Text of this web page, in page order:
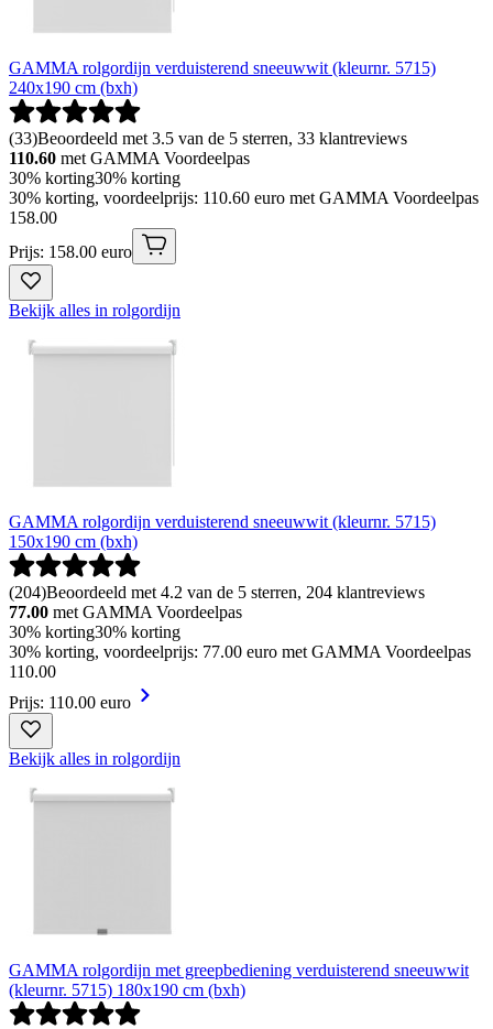
GAMMA rolgordijn verduisterend sneeuwwit (kleurnr. 5715)
240x190 cm (bxh)
(33)Beoordeeld met 3.5 van de 5 sterren, 33 klantreviews
110.60 met GAMMA Voordeelpas
30% korting30% korting
30% korting, voordeelprijs: 110.60 euro met GAMMA Voordeelpas
158.00
Prijs: 158.00 euro
Bekijk alles in rolgordijn
GAMMA rolgordijn verduisterend sneeuwwit (kleurnr. 5715)
150x190 cm (bxh)
(204)Beoordeeld met 4.2 van de 5 sterren, 204 klantreviews
77.00 met GAMMA Voordeelpas
30% korting30% korting
30% korting, voordeelprijs: 77.00 euro met GAMMA Voordeelpas
110.00
Prijs: 110.00 euro
Bekijk alles in rolgordijn
GAMMA rolgordijn met greepbediening verduisterend sneeuwwit
(kleurnr. 5715) 180x190 cm (bxh)